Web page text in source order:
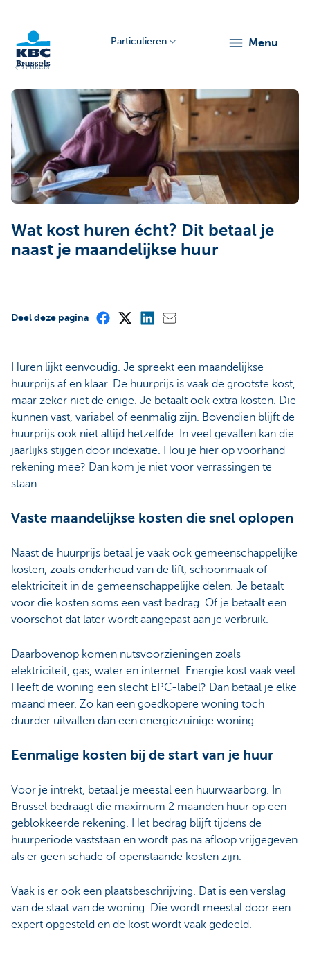
Brussels
Particulieren menu
Artikels
Wat kost huren écht? Dit betaal je
naast je maandelijkse huur
Deel deze pagina
Huren lijkt eenvoudig. Je spreekt een maandelijkse
huurprijs af en klaar. De huurprijs is vaak de grootste kost,
maar zeker niet de enige. Je betaalt ook extra kosten. Die
kunnen vast, variabel of eenmalig zijn. Bovendien blijft de
huurprijs ook niet altijd hetzelfde. In veel gevallen kan die
jaarlijks stijgen door indexatie. Hou je hier op voorhand
rekening mee? Dan kom je niet voor verrassingen te
staan.
Vaste maandelijkse kosten die snel oplopen
Naast de huurprijs betaal je vaak ook gemeenschappelijke
kosten, zoals onderhoud van de lift, schoonmaak of
elektriciteit in de gemeenschappelijke delen. Je betaalt
voor die kosten soms een vast bedrag. Of je betaalt een
voorschot dat later wordt aangepast aan je verbruik.
Daarbovenop komen nutsvoorzieningen zoals
elektriciteit, gas, water en internet. Energie kost vaak veel.
Heeft de woning een slecht EPC-label? Dan betaal je elke
maand meer. Zo kan een goedkopere woning toch
duurder uitvallen dan een energiezuinige woning.
Eenmalige kosten bij de start van je huur
Voor je intrekt, betaal je meestal een huurwaarborg. In
Brussel bedraagt die maximum 2 maanden huur op een
geblokkeerde rekening. Het bedrag blijft tijdens de
huurperiode vaststaan en wordt pas na afloop vrijgegeven
als er geen schade of openstaande kosten zijn.
Vaak is er ook een plaatsbeschrijving. Dat is een verslag
van de staat van de woning. Die wordt meestal door een
expert opgesteld en de kost wordt vaak gedeeld.